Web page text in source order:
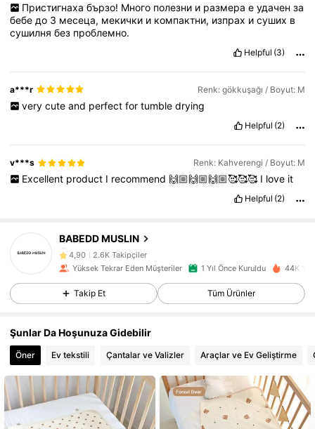
Пристигнаха бързо! Много полезни и размера е удачен за
бебе до 3 месеца, мекички и компактни, изпрах исуших в
сушилнябез проблемно.
Helpful (3)
a***r Renk: gökkuşağı / Boyut: M
very cute and perfect for tumble drying
Helpful (2)
v***s Renk: Kahverengi / Boyut: M
Excellent product I recommend 🙌🏼🙌🏼🙌🏼🥰🥰🥰 I love it
Helpful (2)
BABEDD MUSLIN
4,90 2.6K Takipçiler
4,90
4,90 2.6K Takipçiler
4,90 2.6K Takipçiler
Yüksek Tekrar Eden Müşteriler 1 Yıl Önce Kuruldu 44K
Takip Et Tüm Ürünler
Şunlar Da Hoşunuza Gidebilir
Öner Ev tekstili Çantalar ve Valizler Araçlar ve Ev Geliştirme